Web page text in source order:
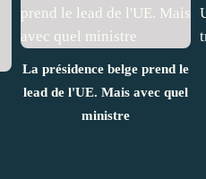
La présidence belge prend le
lead de l'UE. Mais avec quel
ministre